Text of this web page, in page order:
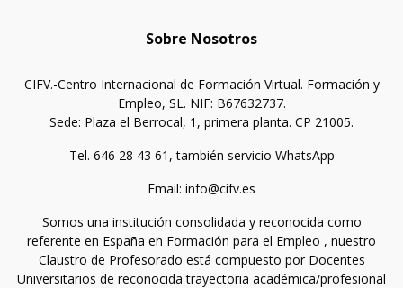
Sobre Nosotros
CIFV.-Centro Internacional de Formación Virtual. Formación y
Empleo, SL. NIF: B67632737.
Sede: Plaza el Berrocal, 1, primera planta. CP 21005.
Tel. 646 28 43 61, también servicio WhatsApp
Email: info@cifv.es
Somos una institución consolidada y reconocida como
referente en España en Formación para el Empleo , nuestro
Claustro de Profesorado está compuesto por Docentes
Universitarios de reconocida trayectoria académica/profesional